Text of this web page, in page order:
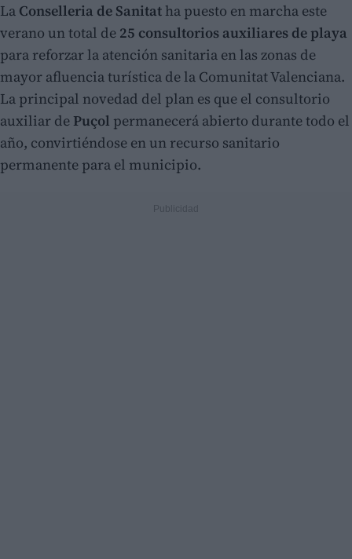
La Conselleria de Sanitat ha puesto en marcha este
verano un total de 25 consultorios auxiliares de playa
para reforzar la atención sanitaria en las zonas de
mayor afluencia turística de la Comunitat Valenciana.
La principal novedad del plan es que el consultorio
auxiliar de Puçol permanecerá abierto durante todo el
año, convirtiéndose en un recurso sanitario
permanente para el municipio.